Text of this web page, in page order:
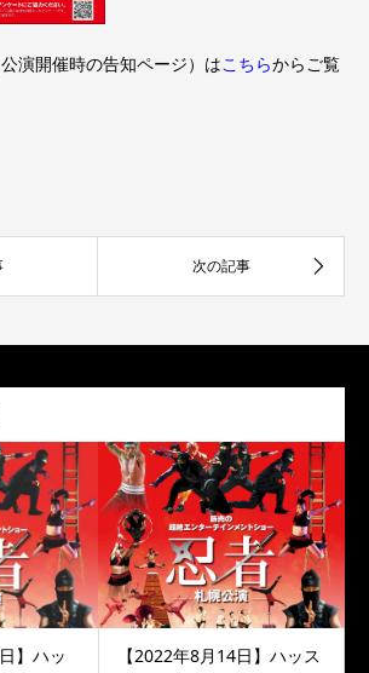
演開催時の告知ページ）はこちらからご覧
】ハッ 【2022年8月14日】ハッス